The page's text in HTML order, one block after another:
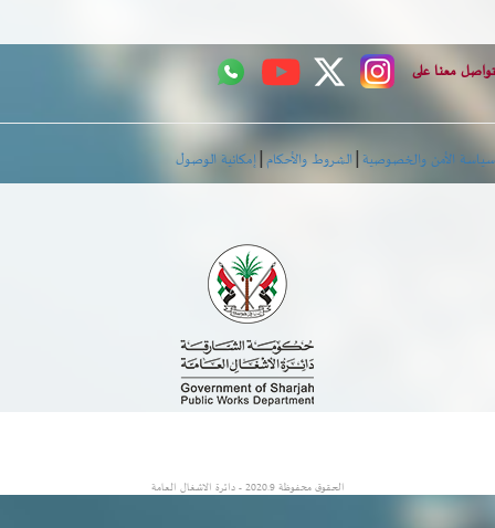
معنا على
الأمن والخصوصية| الشروط والأحكام| إمكانية الوصول
الحقوق محفوظة 2020.9 - دائرة الاشغال العامة